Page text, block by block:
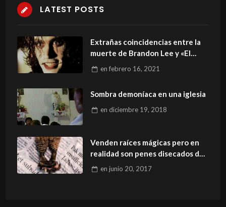
LATEST POSTS
Extrañas coincidencias entre la
muerte de Brandon Lee y «El
Cuervo».
en febrero 16, 2021
Sombra demoníaca en una iglesia
en diciembre 19, 2018
Venden raíces mágicas pero en
realidad son penes disecados de
lagarto
en junio 20, 2017